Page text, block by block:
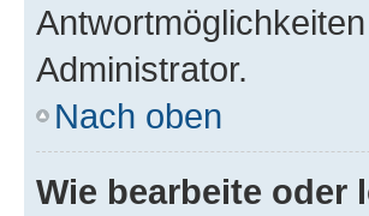
Administrator.
Nach oben
Wie bearbeite oder